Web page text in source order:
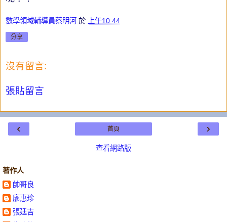
數學領域輔導員蔡明河 於 上午10:44
分享
沒有留言:
張貼留言
‹ ›
首頁
查看網路版
著作人
帥哥良
廖惠珍
張廷吉